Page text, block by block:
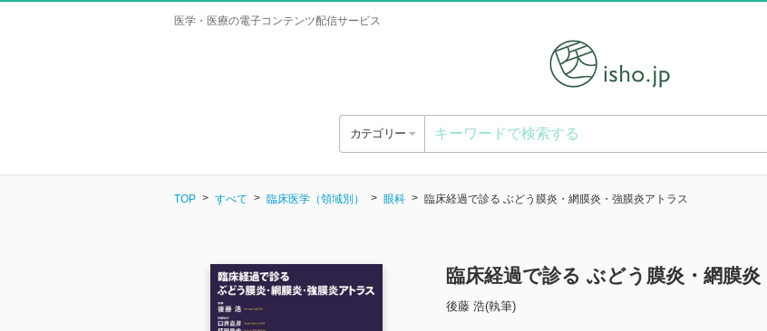
医学・医療の電子コンテンツ配信サービス
カテゴリー
TOP すべて 臨床医学（領域別） 眼科 臨床経過で診る ぶどう膜炎・網膜炎・強膜炎アトラス
臨床経過で診る ぶどう膜炎・網膜炎
後藤 浩(執筆)